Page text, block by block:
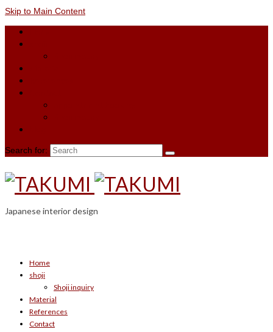
Skip to Main Content
Search for:
Japanese interior design
Home
shoji
Shoji inquiry
Material
References
Contact